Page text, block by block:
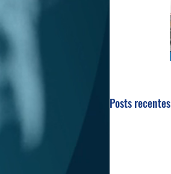
Posts recentes